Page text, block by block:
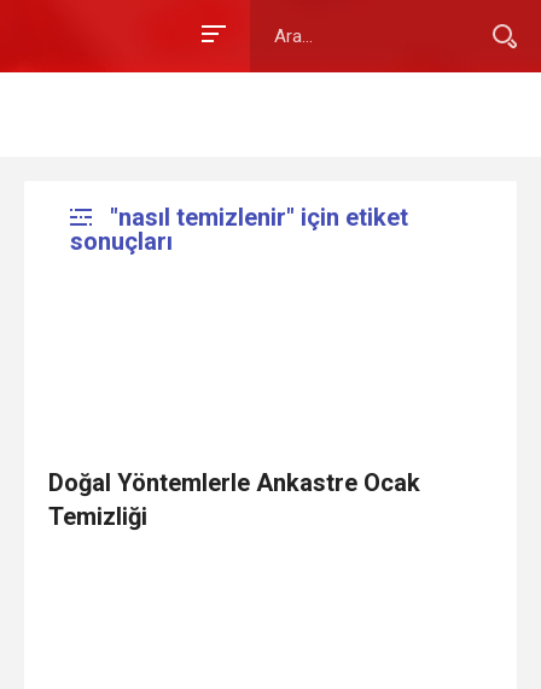
"nasıl temizlenir" için etiket
sonuçları
Doğal Yöntemlerle Ankastre Ocak
Temizliği